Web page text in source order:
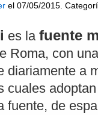
el 07/05/2015.
es la fuente
Roma, con
diariamente a
cuales
fuente, de